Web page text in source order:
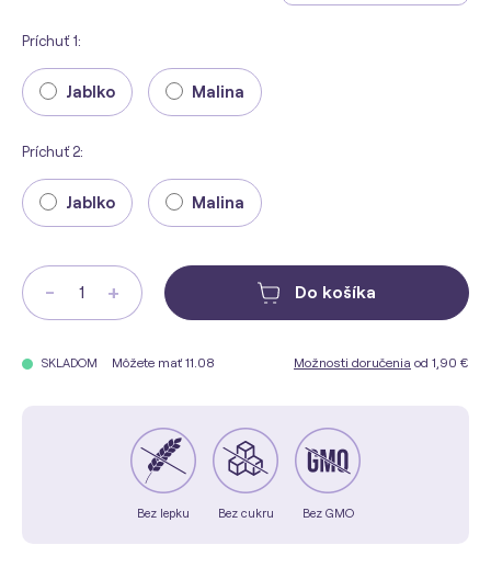
Príchuť 1:
Jablko Malina
Príchuť 2:
Jablko Malina
- + Do košíka
SKLADOM Môžete mať 11.08 Možnosti doručenia od 1,90 €
Bez lepku Bez cukru Bez GMO